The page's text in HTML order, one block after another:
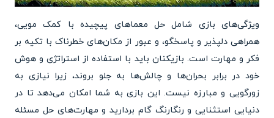
ویژگی‌های بازی شامل حل معماهای پیچیده با کمک مویی،
همراهی دلپذیر و پاسخگو، و عبور از مکان‌های خطرناک با تکیه بر
فکر و مهارت است. بازیکنان باید با استفاده از استراتژی و هوش
خود در برابر بحران‌ها و چالش‌ها به جلو بروند، زیرا نیازی به
زورگویی و مبارزه نیست. این بازی به شما امکان می‌دهد تا در
دنیایی استثنایی و رنگارنگ گام بردارید و مهارت‌های حل مسئله